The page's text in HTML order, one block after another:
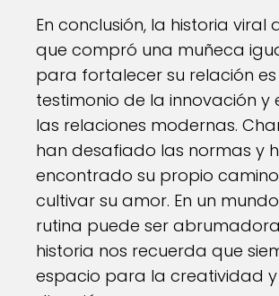
En conclusión, la historia viral
que compró una muñeca
para fortalecer su relación es
testimonio de la innovación y
las relaciones modernas.
han desafiado las normas y
encontrado su propio
cultivar su amor. En un
rutina puede ser
historia nos recuerda que
espacio para la creatividad